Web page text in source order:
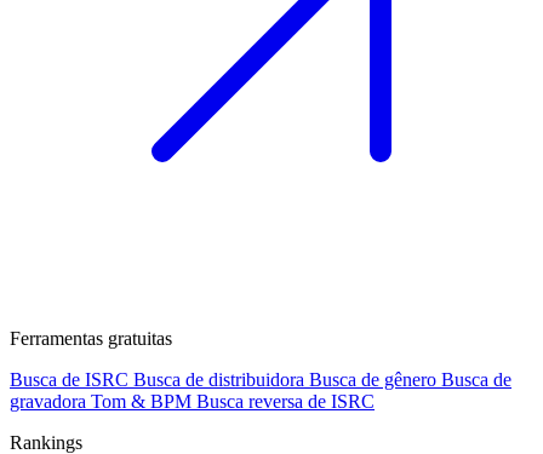
Ferramentas gratuitas
Busca de ISRC Busca de distribuidora Busca de gênero Busca de
gravadora Tom & BPM Busca reversa de ISRC
Rankings